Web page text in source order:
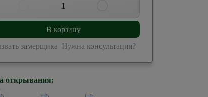
1
В корзину
замерщика Нужна консультация?
открывания: